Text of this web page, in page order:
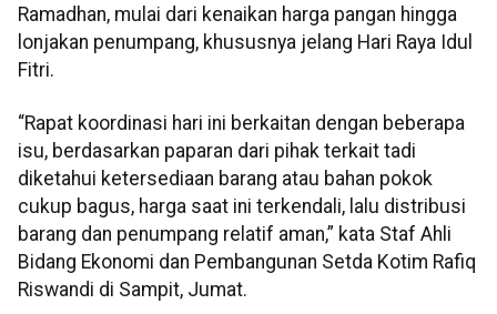
Ramadhan, mulai dari kenaikan harga pangan hingga
lonjakan penumpang, khususnya jelang Hari Raya Idul
Fitri.
“Rapat koordinasi hari ini berkaitan dengan beberapa
isu, berdasarkan paparan dari pihak terkait tadi
diketahui ketersediaan barang atau bahan pokok
cukup bagus, harga saat ini terkendali, lalu distribusi
barang dan penumpang relatif aman,” kata Staf Ahli
Bidang Ekonomi dan Pembangunan Setda Kotim Rafiq
Riswandi di Sampit, Jumat.